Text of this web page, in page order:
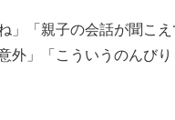
」「親子の会話が聞こ
外」「こういうのんび